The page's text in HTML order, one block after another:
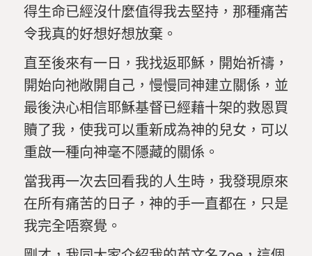
得生命已經沒什麼值得我去堅持，那種痛苦
令我真的好想好想放棄。
直至後來有一日，我找返耶穌，開始祈禱，
開始向祂敞開自己，慢慢同神建立關係，並
最後決心相信耶穌基督已經藉十架的救恩買
贖了我，使我可以重新成為神的兒女，可以
重啟一種向神毫不隱藏的關係。
當我再一次去回看我的人生時，我發現原來
在所有痛苦的日子，神的手一直都在，只是
我完全唔察覺。